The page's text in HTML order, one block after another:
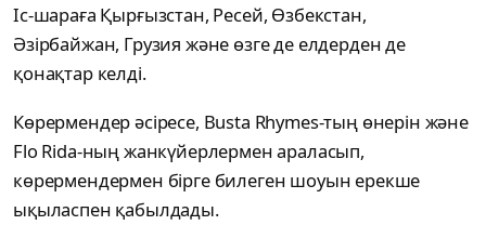
Іс-шараға Қырғызстан, Ресей, Өзбекстан,
Әзірбайжан, Грузия және өзге де елдерден де
қонақтар келді.
Көрермендер әсіресе, Busta Rhymes-тың өнерін және
Flo Rida-ның жанкүйерлермен араласып,
көрермендермен бірге билеген шоуын ерекше
ықыласпен қабылдады.